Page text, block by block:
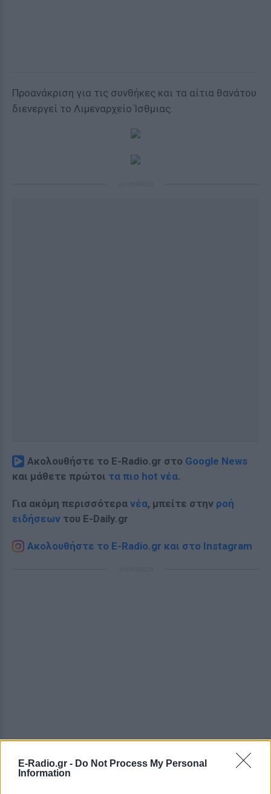
E-Radio.gr - Do Not Process My Personal
Information
Προανάκριση για τις συνθήκες και τα αίτια θανάτου
διενεργεί το Λιμεναρχείο Ίσθμιας.
Ακολουθήστε το E-Radio.gr στο Google News
και μάθετε πρώτοι τα πιο hot νέα.
Για ακόμη περισσότερα νέα, μπείτε στην ροή
ειδήσεων του E-Daily.gr
Ακολουθήστε το E-Radio.gr και στο Instagram